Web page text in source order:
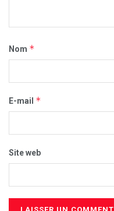
Nom *
E-mail *
Site web